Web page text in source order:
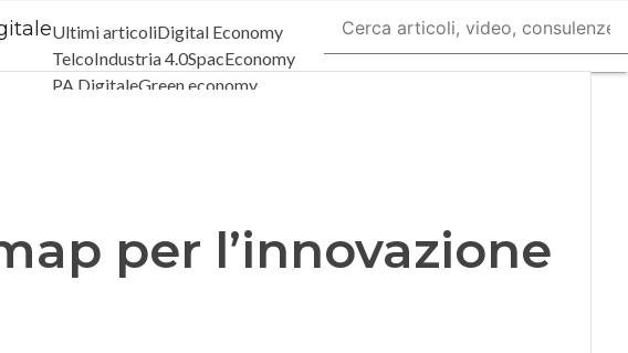
Ultimi articoliDigital Economy
TelcoIndustria 4.0SpacEconomy
PA DigitaleGreen economy
per l’innovazione